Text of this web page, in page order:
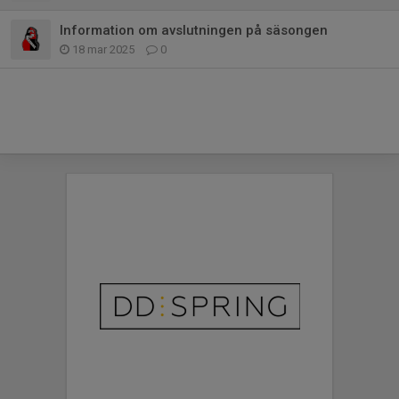
Information om avslutningen på säsongen
18 mar 2025 0